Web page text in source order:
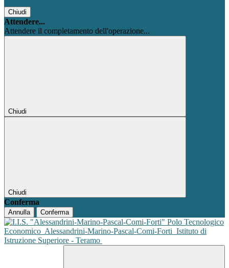
Chiudi
Attendere...
Attendere il completamento dell'operazione...
Chiudi
Chiudi
Conferma
Annulla Conferma
Polo Tecnologico
Economico Alessandrini-Marino-Pascal-Comi-Forti Istituto di
Istruzione Superiore - Teramo